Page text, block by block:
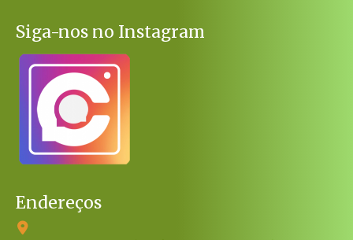
Siga-nos no Instagram
Endereços